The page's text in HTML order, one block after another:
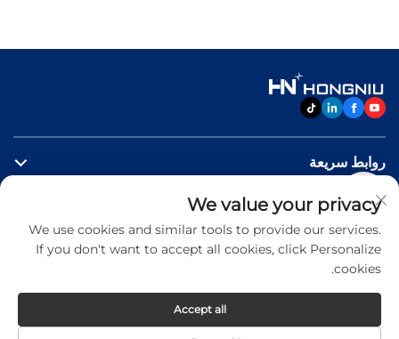
روابط سريعة
منتجات
اتصل بنا
Copyright © 2026 Jinan Hongniu Machinery Equipment
We value your privacy
We use cookies and similar tools to provide our services.
If you don't want to accept all cookies, click Personalize
cookies.
Accept all